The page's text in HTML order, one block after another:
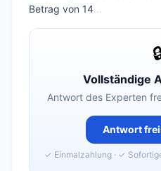
Betrag von 14...
Vollständige
Antwort des Experten
Antwort
✓ Einmalzahlung · ✓